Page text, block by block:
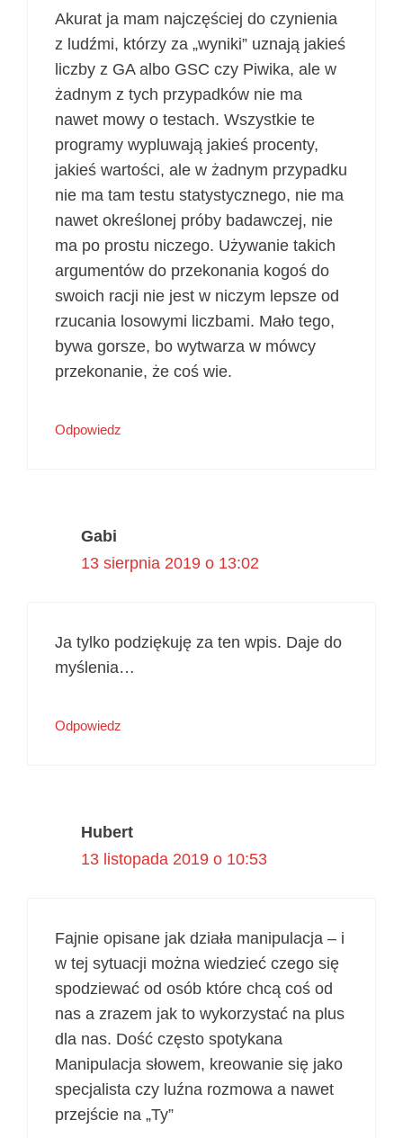
Akurat ja mam najczęściej do czynienia
z ludźmi, którzy za „wyniki” uznają jakieś
liczby z GA albo GSC czy Piwika, ale w
żadnym z tych przypadków nie ma
nawet mowy o testach. Wszystkie te
programy wypluwają jakieś procenty,
jakieś wartości, ale w żadnym przypadku
nie ma tam testu statystycznego, nie ma
nawet określonej próby badawczej, nie
ma po prostu niczego. Używanie takich
argumentów do przekonania kogoś do
swoich racji nie jest w niczym lepsze od
rzucania losowymi liczbami. Mało tego,
bywa gorsze, bo wytwarza w mówcy
przekonanie, że coś wie.
Odpowiedz
Gabi
13 sierpnia 2019 o 13:02
Ja tylko podziękuję za ten wpis. Daje do
myślenia…
Odpowiedz
Hubert
13 listopada 2019 o 10:53
Fajnie opisane jak działa manipulacja – i
w tej sytuacji można wiedzieć czego się
spodziewać od osób które chcą coś od
nas a zrazem jak to wykorzystać na plus
dla nas. Dość często spotykana
Manipulacja słowem, kreowanie się jako
specjalista czy luźna rozmowa a nawet
przejście na „Ty”